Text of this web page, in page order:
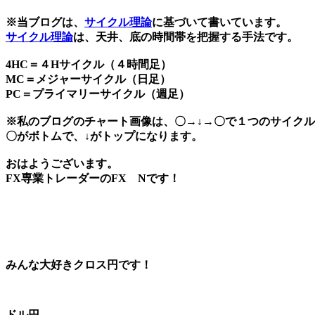
※当ブログは、 サイクル理論に基づいて書いています。
サイクル理論は、天井、底の時間帯を把握する手法です。
4HC＝４Hサイクル（４時間足）
MC＝メジャーサイクル（日足）
PC＝プライマリーサイクル（週足）
※私のブログのチャート画像は、〇→↓→〇で１つのサイクル
〇がボトムで、↓がトップになります。
おはようございます。
FX専業トレーダーのFX Nです！
みんな大好きクロス円です！